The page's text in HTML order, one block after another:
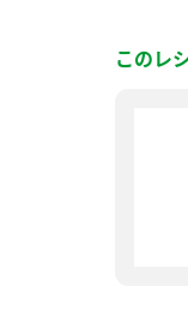
このレ